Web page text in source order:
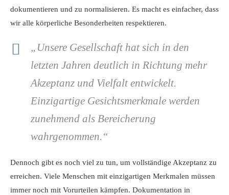
dokumentieren und zu normalisieren. Es macht es einfacher, dass
wir alle körperliche Besonderheiten respektieren.
„Unsere Gesellschaft hat sich in den
letzten Jahren deutlich in Richtung mehr
Akzeptanz und Vielfalt entwickelt.
Einzigartige Gesichtsmerkmale werden
zunehmend als Bereicherung
wahrgenommen.“
Dennoch gibt es noch viel zu tun, um vollständige Akzeptanz zu
erreichen. Viele Menschen mit einzigartigen Merkmalen müssen
immer noch mit Vorurteilen kämpfen. Dokumentation in